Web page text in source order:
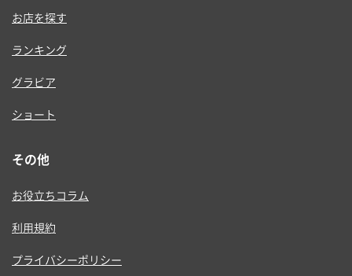
お店を探す
ランキング
グラビア
ショート
その他
お役立ちコラム
利用規約
プライバシーポリシー